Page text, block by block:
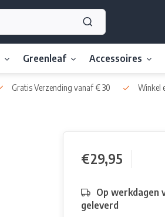
Greenleaf Accessoires
Gratis Verzending vanaf € 30 Winkel
€29,95
Op werkdagen
geleverd